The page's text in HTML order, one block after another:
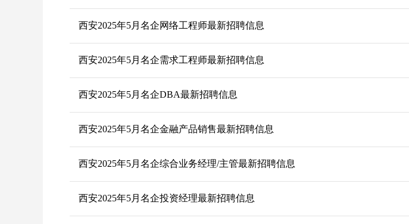
西安2025年5月名企网络工程师最新招聘信息
西安2025年5月名企需求工程师最新招聘信息
西安2025年5月名企DBA最新招聘信息
西安2025年5月名企金融产品销售最新招聘信息
西安2025年5月名企综合业务经理/主管最新招聘信息
西安2025年5月名企投资经理最新招聘信息